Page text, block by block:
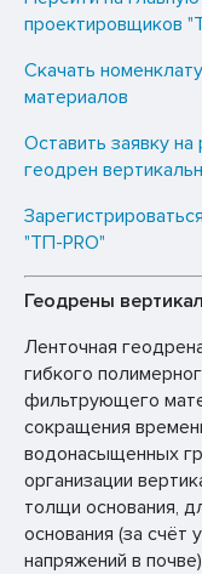
проектировщиков
Скачать
материалов
Оставить заявку
геодрен
"ТП-PRO"
Геодрены
Ленточная
гибкого
фильтрующего
сокращения
водонасыщенных
организации
толщи основания,
основания (за
напряжений в